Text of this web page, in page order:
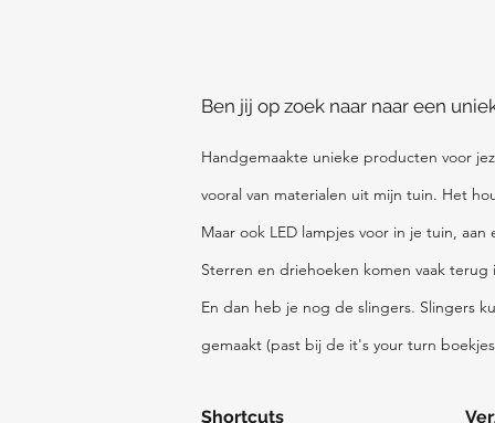
Ben jij op zoek naar naar een
Handgemaakte unieke producten voor
vooral van materialen uit mijn tuin. Het
Maar ook LED lampjes voor in je tuin,
Sterren en driehoeken komen vaak
En dan heb je nog de slingers. Slingers
gemaakt (past bij de it's your turn
Shortcuts